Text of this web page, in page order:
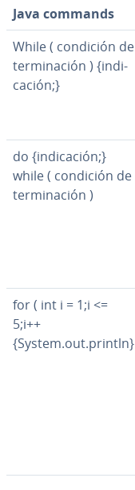
Java commands
While ( condición de
te­r­mi­na­ción ) {in­di­
ca­ción;}
do {in­di­ca­ción;}
while ( condición de
te­r­mi­na­ción )
for ( int i = 1;i <=
5;i++
{System.out.println}